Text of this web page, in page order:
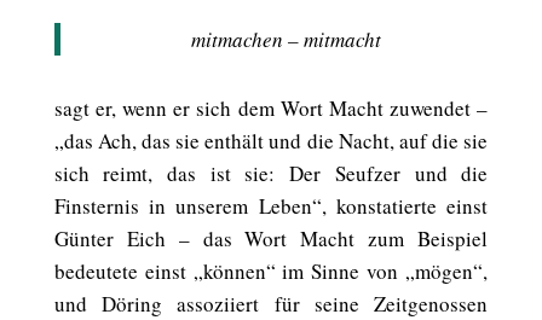
mitmachen – mitmacht
sagt er, wenn er sich dem Wort Macht zuwendet –
„das Ach, das sie enthält und die Nacht, auf die sie
sich reimt, das ist sie: Der Seufzer und die
Finsternis in unserem Leben“, konstatierte einst
Günter Eich – das Wort Macht zum Beispiel
bedeutete einst „können“ im Sinne von „mögen“,
und Döring assoziiert für seine Zeitgenossen